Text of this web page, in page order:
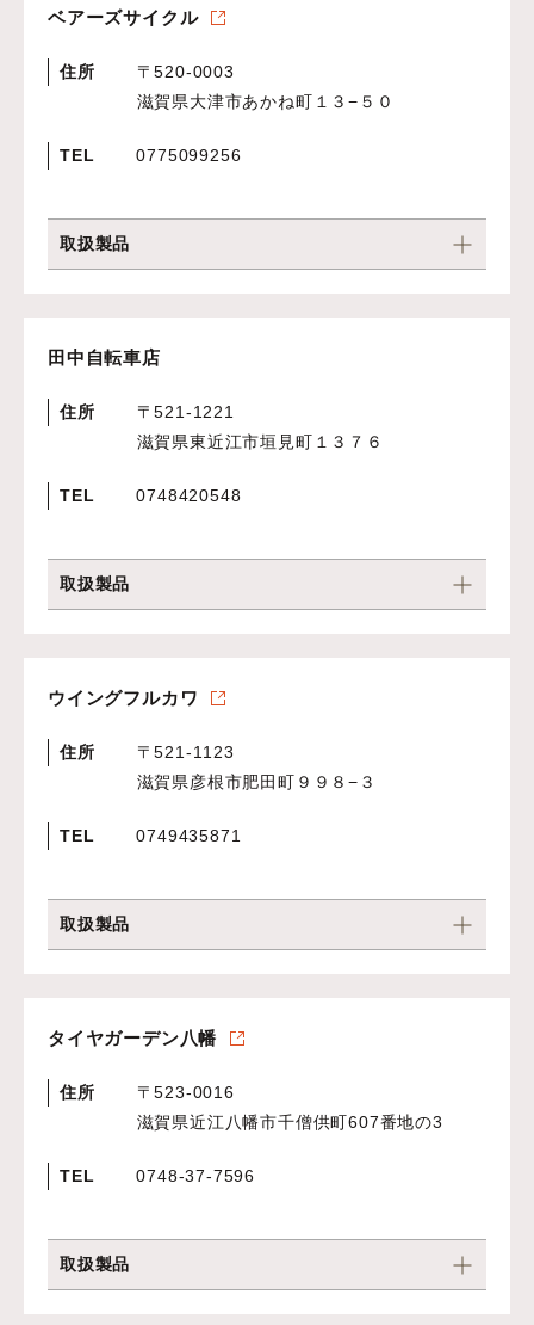
ベアーズサイクル
住所
〒520-0003
滋賀県大津市あかね町１３−５０
TEL 0775099256
取扱製品
田中自転車店
住所
〒521-1221
滋賀県東近江市垣見町１３７６
TEL 0748420548
取扱製品
ウイングフルカワ
住所
〒521-1123
滋賀県彦根市肥田町９９８−３
TEL 0749435871
取扱製品
タイヤガーデン八幡
住所
〒523-0016
滋賀県近江八幡市千僧供町607番地の3
TEL 0748-37-7596
取扱製品